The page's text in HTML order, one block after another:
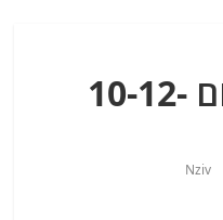
מבזקי חדשות ליום 10-12-
Nziv